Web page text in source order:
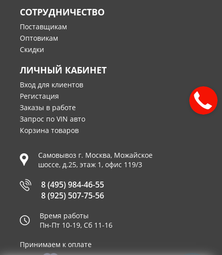
СОТРУДНИЧЕСТВО
Поставщикам
Оптовикам
Скидки
ЛИЧНЫЙ КАБИНЕТ
Вход для клиентов
Регистация
Заказы в работе
Запрос по VIN авто
Корзина товаров
Самовывоз г. Москва, Можайское
шоссе, д.25, этаж 1, офис 119/3
8 (495) 984-46-55
8 (925) 507-75-56
Время работы
Пн-Пт 10-19, Сб 11-16
Принимаем к оплате